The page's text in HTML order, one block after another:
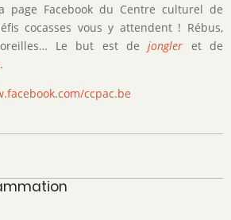
page Facebook du Centre culturel de
cocasses vous y attendent ! Rébus,
Le but est de jongler et de
.
ccpac.be